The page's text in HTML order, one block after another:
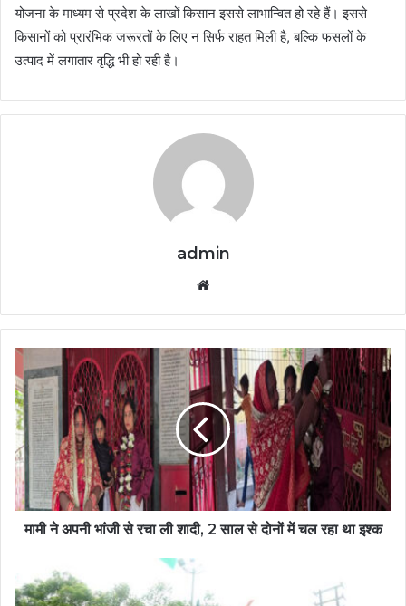
योजना के माध्यम से प्रदेश के लाखों किसान इससे लाभान्वित हो रहे हैं। इससे
किसानों को प्रारंभिक जरूरतों के लिए न सिर्फ राहत मिली है, बल्कि फसलों के
उत्पाद में लगातार वृद्धि भी हो रही है।
admin
मामी ने अपनी भांजी से रचा ली शादी, 2 साल से दोनों में चल रहा था इश्क